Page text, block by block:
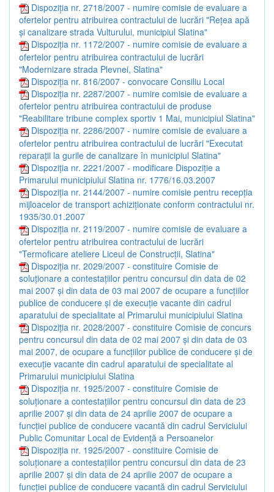
Dispoziția nr. 2718/2007 - numire comisie de evaluare a
ofertelor pentru atribuirea contractului de lucrări "Reţea apă
şi canalizare strada Vulturului, municipiul Slatina"
Dispoziția nr. 1172/2007 - numire comisie de evaluare a
ofertelor pentru atribuirea contractului de lucrări
"Modernizare strada Plevnei, Slatina"
Dispoziția nr. 816/2007 - convocare Consiliu Local
Dispoziția nr. 2287/2007 - numire comisie de evaluare a
ofertelor pentru atribuirea contractului de produse
"Reabilitare tribune complex sportiv 1 Mai, municipiul Slatina"
Dispoziția nr. 2286/2007 - numire comisie de evaluare a
ofertelor pentru atribuirea contractului de lucrări "Executat
reparaţii la gurile de canalizare în municipiul Slatina"
Dispoziția nr. 2221/2007 - modificare Dispoziţie a
Primarului municipiului Slatina nr. 1776/16.03.2007
Dispoziția nr. 2144/2007 - numire comisie pentru recepţia
mijloacelor de transport achiziţionate conform contractului nr.
1935/30.01.2007
Dispoziția nr. 2119/2007 - numire comisie de evaluare a
ofertelor pentru atribuirea contractului de lucrări
"Termoficare ateliere Liceul de Construcţii, Slatina"
Dispoziția nr. 2029/2007 - constituire Comisie de
soluţionare a contestaţiilor pentru concursul din data de 02
mai 2007 şi din data de 03 mai 2007 de ocupare a funcţiilor
publice de conducere şi de execuţie vacante din cadrul
aparatului de specialitate al Primarului municipiului Slatina
Dispoziția nr. 2028/2007 - constituire Comisie de concurs
pentru concursul din data de 02 mai 2007 şi din data de 03
mai 2007, de ocupare a funcţiilor publice de conducere şi de
execuţie vacante din cadrul aparatului de specialitate al
Primarului municipiului Slatina
Dispoziția nr. 1925/2007 - constituire Comisie de
soluţionare a contestaţiilor pentru concursul din data de 23
aprilie 2007 şi din data de 24 aprilie 2007 de ocupare a
funcţiei publice de conducere vacantă din cadrul Serviciului
Public Comunitar Local de Evidenţă a Persoanelor
Dispoziția nr. 1925/2007 - constituire Comisie de
soluţionare a contestaţiilor pentru concursul din data de 23
aprilie 2007 şi din data de 24 aprilie 2007 de ocupare a
funcţiei publice de conducere vacantă din cadrul Serviciului